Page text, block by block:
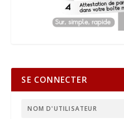
SE CONNECTER